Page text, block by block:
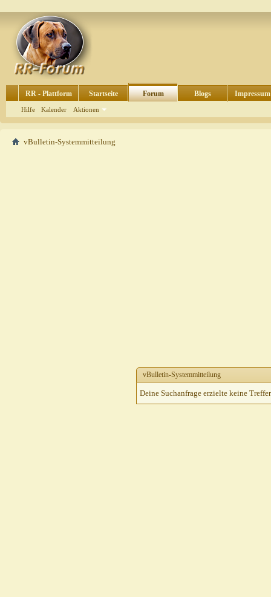
RR - Plattform Startseite Forum
Hilfe Kalender Aktionen
Blogs Impressum
vBulletin-Systemmitteilung
vBulletin-Systemmitteilung
Deine Suchanfrage erzielte keine